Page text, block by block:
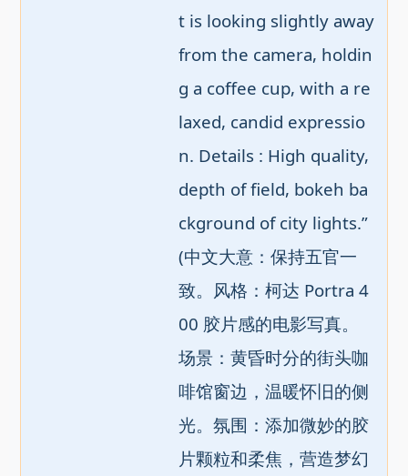
t is looking slightly away
from the camera, holdin
g a coffee cup, with a re
laxed, candid expressio
n. Details : High quality,
depth of field, bokeh ba
ckground of city lights.”
(中文大意：保持五官一
致。风格：柯达 Portra 4
00 胶片感的电影写真。
场景：黄昏时分的街头咖
啡馆窗边，温暖怀旧的侧
光。氛围：添加微妙的胶
片颗粒和柔焦，营造梦幻